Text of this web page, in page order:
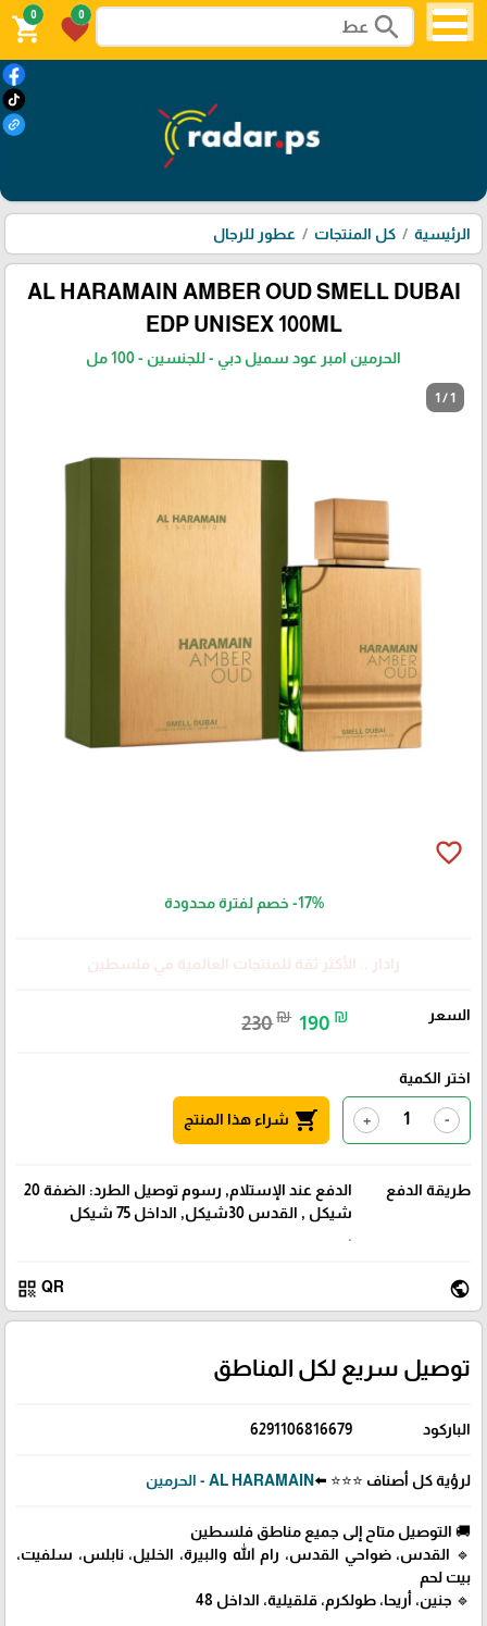
search
0
favorite
0
shopping_cart
الرئيسية كل المنتجات عطور للرجال
AL HARAMAIN AMBER OUD SMELL DUBAI
EDP UNISEX 100ML
الحرمين امبر عود سميل دبي - للجنسين - 100 مل
1 / 1
favorite_border
-17% خصم لفترة محدودة
رادار .. الأكثر ثقة للمنتجات العالمية في فلسطين
السعر 230₪ 190 ₪
اختر الكمية
-
+
shopping_cart شراء هذا المنتج
طريقة الدفع
الدفع عند الإستلام, رسوم توصيل الطرد: الضفة 20
شيكل , القدس 30شيكل, الداخل 75 شيكل
.
public
QR
qr_code
توصيل سريع لكل المناطق
الباركود 6291106816679
لرؤية كل أصناف ⭐⭐⭐ ⬅️AL HARAMAIN - الحرمين
🚚 التوصيل متاح إلى جميع مناطق فلسطين
🔹 القدس، ضواحي القدس، رام الله والبيرة، الخليل، نابلس، سلفيت،
بيت لحم
🔹 جنين، أريحا، طولكرم، قلقيلية، الداخل 48